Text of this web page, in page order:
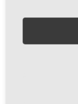
mittelalterlichen
bei offiziellen